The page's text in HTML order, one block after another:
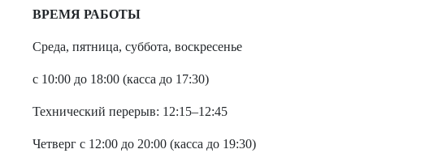
ВРЕМЯ РАБОТЫ
Среда, пятница, суббота, воскресенье
с 10:00 до 18:00 (касса до 17:30)
Технический перерыв: 12:15–12:45
Четверг с 12:00 до 20:00 (касса до 19:30)